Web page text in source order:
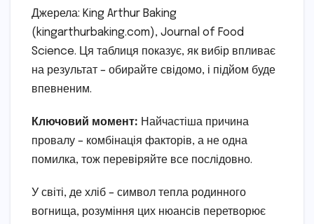
Джерела: King Arthur Baking
(kingarthurbaking.com), Journal of Food
Science. Ця таблиця показує, як вибір впливає
на результат – обирайте свідомо, і підйом буде
впевненим.
Ключовий момент: Найчастіша причина
провалу – комбінація факторів, а не одна
помилка, тож перевіряйте все послідовно.
У світі, де хліб – символ тепла родинного
вогнища, розуміння цих нюансів перетворює